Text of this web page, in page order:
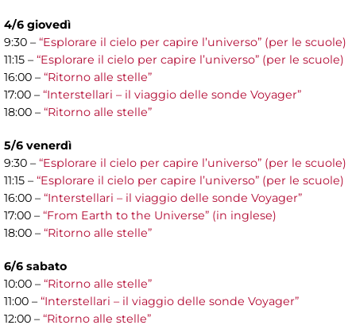
4/6 giovedì
9:30 – “Esplorare il cielo per capire l’universo” (per le scuole)
11:15 – “Esplorare il cielo per capire l’universo” (per le scuole)
16:00 – “Ritorno alle stelle”
17:00 – “Interstellari – il viaggio delle sonde Voyager”
18:00 – “Ritorno alle stelle”
5/6 venerdì
9:30 – “Esplorare il cielo per capire l’universo” (per le scuole)
11:15 – “Esplorare il cielo per capire l’universo” (per le scuole)
16:00 – “Interstellari – il viaggio delle sonde Voyager”
17:00 – “From Earth to the Universe” (in inglese)
18:00 – “Ritorno alle stelle”
6/6 sabato
10:00 – “Ritorno alle stelle”
11:00 – “Interstellari – il viaggio delle sonde Voyager”
12:00 – “Ritorno alle stelle”